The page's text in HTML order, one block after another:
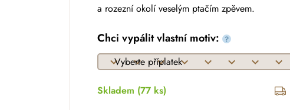
a rozezní okolí veselým ptačím zpěvem.
Chci vypálit vlastní motiv: ?
Skladem (77 ks)